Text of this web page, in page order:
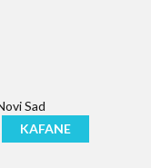
KAFANE